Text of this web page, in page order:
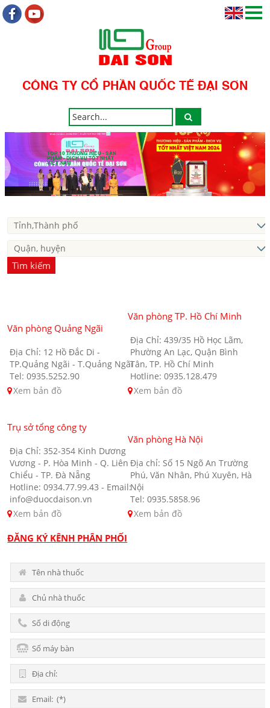
CÔNG TY CỔ PHẦN QUỐC TẾ ĐẠI SƠN
TOP 10 THƯƠNG HIỆU - SẢN
PHẨM - DỊCH VỤ TỐT NHẤT
VIỆT NAM
Tìm kiếm
Văn phòng Quảng Ngãi
Địa Chỉ: 12 Hồ Đắc Di -
TP.Quảng Ngãi - T.Quảng Ngãi
Tel: 0935.5252.90
Xem bản đồ
Văn phòng TP. Hồ Chí Minh
Địa Chỉ: 439/35 Hồ Học Lãm,
Phường An Lạc, Quận Bình
Tân, TP. Hồ Chí Minh
Hotline: 0935.128.479
Xem bản đồ
Trụ sở tổng công ty
Địa Chỉ: 352-354 Kinh Dương
Vương - P. Hòa Minh - Q. Liên
Chiểu - TP. Đà Nẵng
Hotline: 0934.77.99.43 - Email:
info@duocdaison.vn
Xem bản đồ
Văn phòng Hà Nội
Địa chỉ: Số 15 Ngõ An Trường
Phú, Văn Nhân, Phú Xuyên, Hà
Nội
Tel: 0935.5858.96
Xem bản đồ
ĐĂNG KÝ KÊNH PHÂN PHỐI